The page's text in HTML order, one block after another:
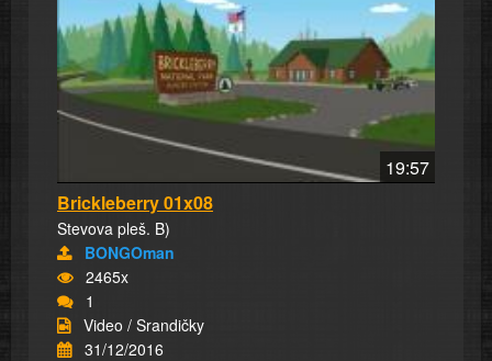
19:57
Brickleberry 01x08
Stevova pleš. B)
BONGOman
2465x
1
Video / Srandičky
31/12/2016